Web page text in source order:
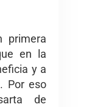
primera
en la
y a
Por eso
de